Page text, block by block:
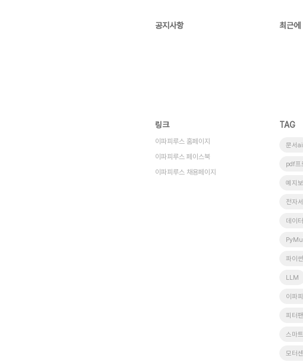
공지사항 최근에
링크
이파피루스 홈페이지
이파피루스 페이스북
이파피루스 채용페이지
TAG
문서ai
pdf프
예지
전자
데이
LLM
이파
피터팬
스마
모터